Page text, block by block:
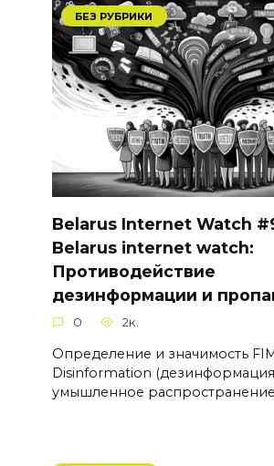
БЕЗ РУБРИКИ
Belarus Internet Watch
Belarus internet watch:
Противодействие
дезинформации и
0 2к.
Определение и значимость FIMI
Disinformation
умышленное